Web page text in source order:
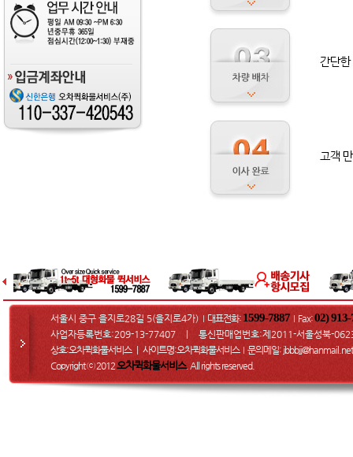
서울시 중구 을지로28길 5(을지로4가) I 대표전화: 1599-7887 I Fax:02)
사업자등록번호:209-13-77407 ㅣ 통신판매업번호:제2011-서울성북-
상호:오차퀵화물서비스 ㅣ 사이트명:오차퀵화물서비스 I 문의메일: jbbbjj@hanmail.net
Copyright ⓒ 2012오차퀵화물서비스. All rights reserved.